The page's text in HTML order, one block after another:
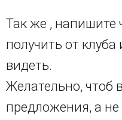
Так же , напишите
получить от
видеть.
Желательно, чтоб
предложения, а не